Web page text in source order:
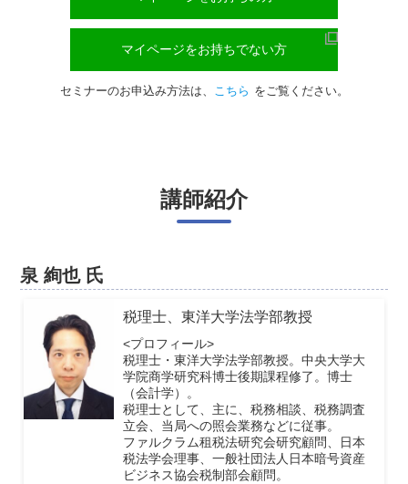
マイページをお持ちでない方
セミナーのお申込み方法は、 こちら をご覧ください。
講師紹介
泉 絢也 氏
税理士、東洋大学法学部教授
<プロフィール>
税理士・東洋大学法学部教授。中央大学大
学院商学研究科博士後期課程修了。博士
（会計学）。
税理士として、主に、税務相談、税務調査
立会、当局への照会業務などに従事。
ファルクラム租税法研究会研究顧問、日本
税法学会理事、一般社団法人日本暗号資産
ビジネス協会税制部会顧問。